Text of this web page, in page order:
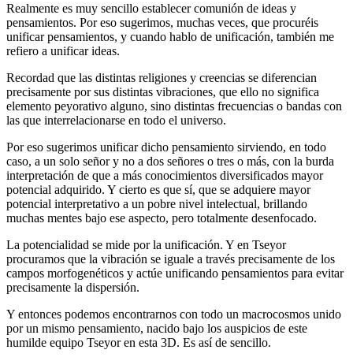
Realmente es muy sencillo establecer comunión de ideas y
pensamientos. Por eso sugerimos, muchas veces, que procuréis
unificar pensamientos, y cuando hablo de unificación, también me
refiero a unificar ideas.
Recordad que las distintas religiones y creencias se diferencian
precisamente por sus distintas vibraciones, que ello no significa
elemento peyorativo alguno, sino distintas frecuencias o bandas con
las que interrelacionarse en todo el universo.
Por eso sugerimos unificar dicho pensamiento sirviendo, en todo
caso, a un solo señor y no a dos señores o tres o más, con la burda
interpretación de que a más conocimientos diversificados mayor
potencial adquirido. Y cierto es que sí, que se adquiere mayor
potencial interpretativo a un pobre nivel intelectual, brillando
muchas mentes bajo ese aspecto, pero totalmente desenfocado.
La potencialidad se mide por la unificación. Y en Tseyor
procuramos que la vibración se iguale a través precisamente de los
campos morfogenéticos y actúe unificando pensamientos para evitar
precisamente la dispersión.
Y entonces podemos encontrarnos con todo un macrocosmos unido
por un mismo pensamiento, nacido bajo los auspicios de este
humilde equipo Tseyor en esta 3D. Es así de sencillo.